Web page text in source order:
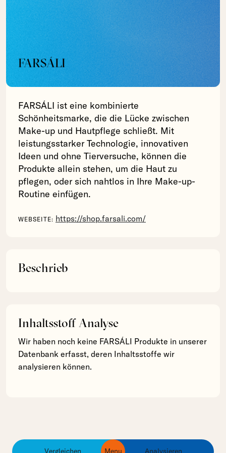
Vergleichen Menu Analysieren
FARSÁLI
FARSÁLI ist eine kombinierte
Schönheitsmarke, die die Lücke zwischen
Make-up und Hautpflege schließt. Mit
leistungsstarker Technologie, innovativen
Ideen und ohne Tierversuche, können die
Produkte allein stehen, um die Haut zu
pflegen, oder sich nahtlos in Ihre Make-up-
Routine einfügen.
WEBSEITE: https://shop.farsali.com/
Beschrieb
Inhaltsstoff Analyse
Wir haben noch keine FARSÁLI Produkte in unserer
Datenbank erfasst, deren Inhaltsstoffe wir
analysieren können.